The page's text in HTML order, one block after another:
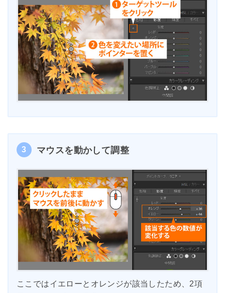
3 マウスを動かして調整
ここではイエローとオレンジが該当したため、2項